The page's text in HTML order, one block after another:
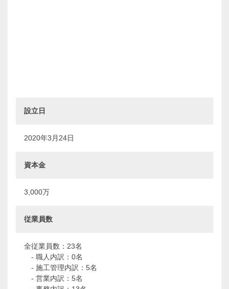
設立日
2020年3月24日
資本金
3,000万
従業員数
全従業員数：23名
- 職人内訳：0名
- 施工管理内訳：5名
- 営業内訳：5名